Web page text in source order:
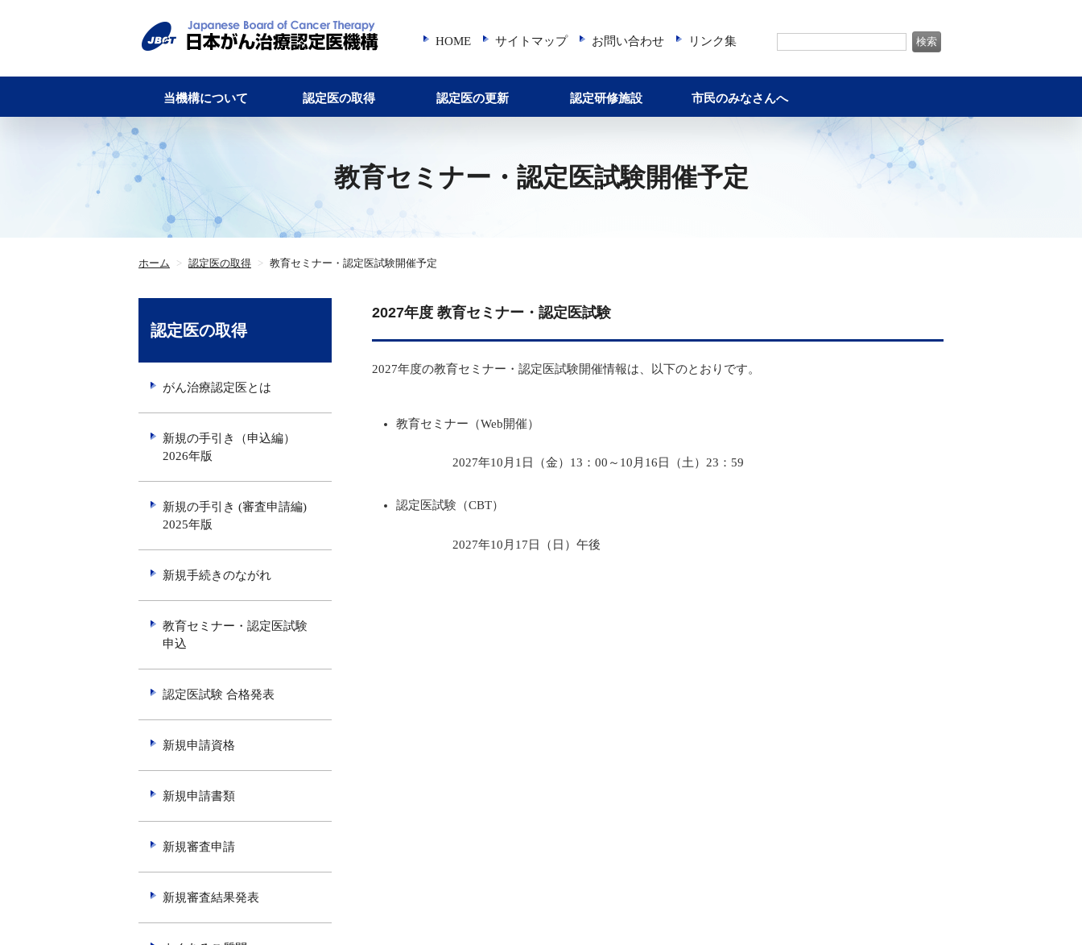
HOME サイトマップ お問い合わせ リンク集
当機構について 認定医の取得 認定医の更新 認定研修施設 市民のみなさんへ
教育セミナー・認定医試験開催予定
ホーム > 認定医の取得 > 教育セミナー・認定医試験開催予定
2027年度 教育セミナー・認定医試験
2027年度の教育セミナー・認定医試験開催情報は、以下のとおりです。
教育セミナー（Web開催）
2027年10月1日（金）13：00～10月16日（土）23：59
認定医試験（CBT）
2027年10月17日（日）午後
認定医の取得
がん治療認定医とは
新規の手引き（申込編）
2026年版
新規の手引き (審査申請編)
2025年版
新規手続きのながれ
教育セミナー・認定医試験
申込
認定医試験 合格発表
新規申請資格
新規申請書類
新規審査申請
新規審査結果発表